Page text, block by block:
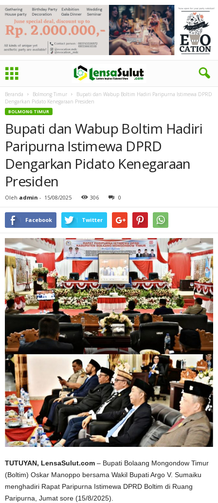
Beranda Bolmong Timur
Bupati dan Wabup Boltim Hadiri Paripurna Istimewa DPRD
Dengarkan Pidato Kenegaraan Presiden
BOLMONG TIMUR
Bupati dan Wabup Boltim Hadiri
Paripurna Istimewa DPRD
Dengarkan Pidato Kenegaraan
Presiden
Oleh admin - 15/08/2025 306 0
Facebook Twitter
TUTUYAN, LensaSulut.com – Bupati Bolaang Mongondow Timur
(Boltim) Oskar Manoppo bersama Wakil Bupati Argo V. Sumaiku
menghadiri Rapat Paripurna Istimewa DPRD Boltim di Ruang
Paripurna, Jumat sore (15/8/2025).